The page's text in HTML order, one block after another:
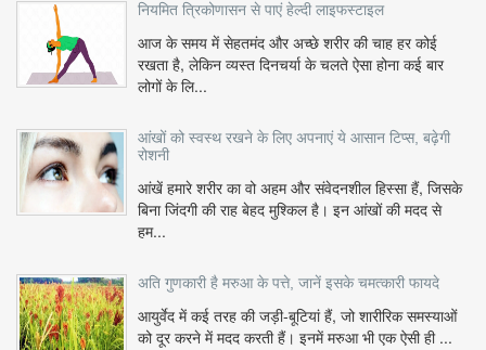
नियमित त्रिकोणासन से पाएं हेल्दी लाइफस्टाइल
आज के समय में सेहतमंद और अच्छे शरीर की चाह हर कोई
रखता है, लेकिन व्यस्त दिनचर्या के चलते ऐसा होना कई बार
लोगों के लि...
आंखों को स्वस्थ रखने के लिए अपनाएं ये आसान टिप्स, बढ़ेगी
रोशनी
आंखें हमारे शरीर का वो अहम और संवेदनशील हिस्सा हैं, जिसके
बिना जिंदगी की राह बेहद मुश्किल है। इन आंखों की मदद से
हम...
अति गुणकारी है मरुआ के पत्ते, जानें इसके चमत्कारी फायदे
आयुर्वेद में कई तरह की जड़ी-बूटियां हैं, जो शारीरिक समस्याओं
को दूर करने में मदद करती हैं। इनमें मरुआ भी एक ऐसी ही ...